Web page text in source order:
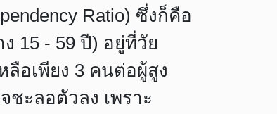
Ratio) ซึ่งก็คือ
15 - 59 ปี) อยู่ที่วัย
อเพียง 3 คนต่อผู้สูง
ชะลอตัวลง เพราะ